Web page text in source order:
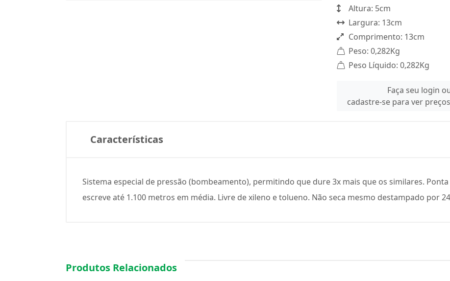
Altura: 5cm
Largura: 13cm
Comprimento: 13cm
Peso: 0,282Kg
Peso Líquido: 0,282Kg
Faça seu login
cadastre-se para ver
Características
Sistema especial de pressão (bombeamento), permitindo que dure 3x mais que os similares.
escreve até 1.100 metros em média. Livre de xileno e tolueno. Não seca mesmo destampado por
Produtos Relacionados